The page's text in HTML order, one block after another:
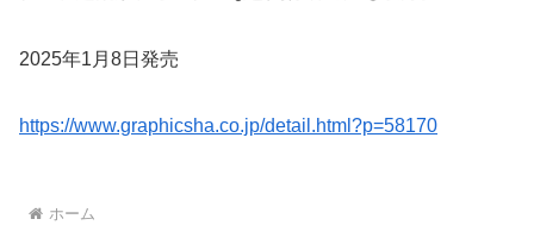
2025年1月8日発売
https://www.graphicsha.co.jp/detail.html?p=58170
ホーム